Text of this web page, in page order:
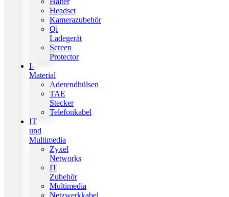
Headset
Kamerazubehör
Qi
Ladegerät
Screen
Protector
I-
Material
Aderendhülsen
TAE
Stecker
Telefonkabel
IT
und
Multimedia
Zyxel
Networks
IT
Zubehör
Multimedia
Netzwerkkabel